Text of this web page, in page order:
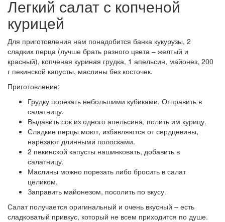
Легкий салат с копченой
курицей
Для приготовления нам понадобится банка кукурузы, 2
сладких перца (лучше брать разного цвета – желтый и
красный), копченая куриная грудка, 1 апельсин, майонез, 200
г пекинской капусты, маслины без косточек.
Приготовление:
Грудку порезать небольшими кубиками. Отправить в
салатницу.
Выдавить сок из одного апельсина, полить им курицу.
Сладкие перцы моют, избавляются от сердцевины,
нарезают длинными полосками.
2 пекинской капусты нашинковать, добавить в
салатницу.
Маслины можно порезать либо бросить в салат
целиком.
Заправить майонезом, посолить по вкусу.
Салат получается оригинальный и очень вкусный – есть
сладковатый привкус, который не всем приходится по душе.